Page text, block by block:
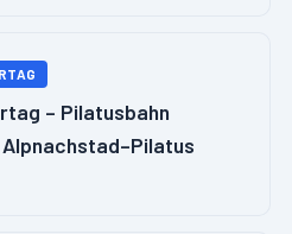
– Pilatusbahn